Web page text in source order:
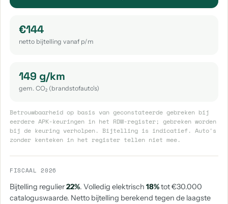
aantal: 1 aantal: 1
Mercedes-Benz Viano
aantal: 1
€144
netto bijtelling vanaf p/m
149 g/km
gem. CO₂ (brandstofauto's)
Betrouwbaarheid op basis van geconstateerde gebreken bij
eerdere APK-keuringen in het RDW-register; gebreken worden
bij de keuring verholpen. Bijtelling is indicatief. Auto's
zonder kenteken in het register tellen niet mee.
FISCAAL 2026
Bijtelling regulier22%. Volledig elektrisch 18%tot €30.000
cataloguswaarde. Netto bijtelling berekend tegen de laagste